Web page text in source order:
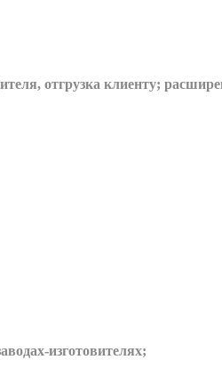
отгрузка клиенту;
изготовителях;